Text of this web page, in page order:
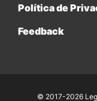
Política de
Feedback
© 2017-2026